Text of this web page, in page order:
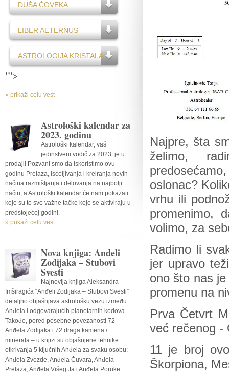
DUŠA ČOVEKA
LIBER AETERNUS
ASTROLOGIJA KRISTALA
'">
» prikaži celu vest
Astrološki kalendar za
2023. godinu
Astrološki kalendar, vaš
jedinstveni vodič za 2023. je u
prodaji! Pozvani smo da iskoristimo ovu
godinu Prelaza, isceljivanja i kreiranja novih
načina razmišljanja i delovanja na najbolji
način, a Astrološki kalendar će nam pokazati
koje su to sve važne tačke koje se aktiviraju u
predstojećoj godini.
» prikaži celu vest
Nova knjiga: Anđeli
Zodijaka – Stubovi
Svesti
Najnovija knjiga Aleksandra
Imširagića “Anđeli Zodijaka – Stubovi Svesti”
detaljno objašnjava astrološku vezu između
Anđela i odgovarajućih planetarnih kodova.
Takođe, pored posebne povezanosti 72
Anđela Zodijaka i 72 draga kamena /
minerala – u knjizi su objašnjene tehnike
otkrivanja 5 ključnih Anđela za svaku osobu:
Anđela Zvezde, Anđela Čuvara, Anđela
Prelaza, Anđela Višeg Ja i Anđela Poruke.
Najpre, šta
želimo,
oslonac?
vrhu ili
promenimo,
volimo, za
Radimo li
jer upravo
ono što nas
promenu na
Prva Četvrt
već rečenog -
11 je broj
Škorpiona,